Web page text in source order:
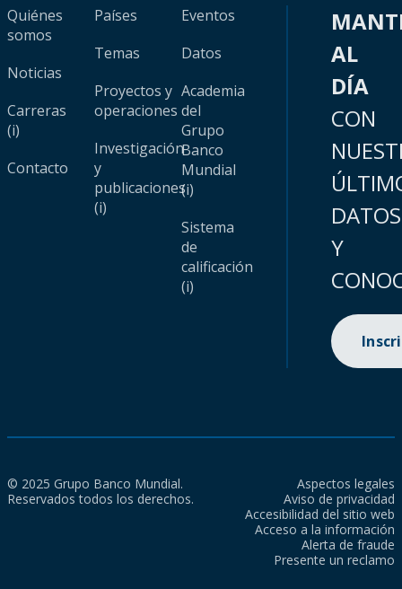
Quiénes
somos
Noticias
Carreras
(i)
Contacto
Países
Temas
Proyectos y
operaciones
Investigación
y
publicaciones
(i)
Eventos
Datos
Academia
del
Grupo
Banco
Mundial
(i)
Sistema
de
calificación
(i)
AL
DÍA
CON
DATOS
Y
© 2025 Grupo Banco Mundial.
Reservados todos los derechos.
Aspectos legales
Aviso de privacidad
Accesibilidad del sitio web
Acceso a la información
Alerta de fraude
Presente un reclamo